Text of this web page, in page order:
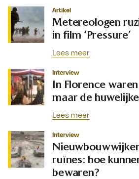
Artikel
Metereologen
in film ‘Pressure’
Lees meer
Interview
In Florence
maar de
Lees meer
Interview
ruïnes: hoe
bewaren?